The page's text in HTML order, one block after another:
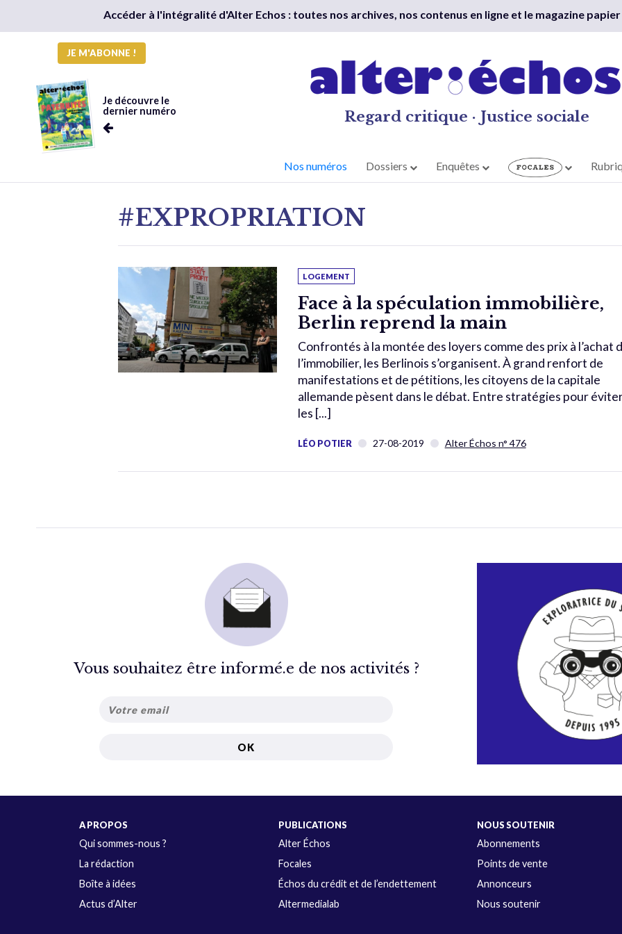
Accéder à l'intégralité d'Alter Echos : toutes nos archives, nos contenus en ligne et le magazine
JE M'ABONNE !
Je découvre le
dernier numéro
Regard critique · Justice sociale
Nos numéros Dossiers Enquêtes
#EXPROPRIATION
LOGEMENT
Face à la spéculation immobilière,
Berlin reprend la main
Confrontés à la montée des loyers comme des prix à l’achat
l’immobilier, les Berlinois s’organisent. À grand renfort de
manifestations et de pétitions, les citoyens de la capitale
allemande pèsent dans le débat. Entre stratégies pour
les [...]
LÉO POTIER 27-08-2019 Alter Échos n° 476
Vous souhaitez être informé.e de nos activités ?
A PROPOS
Qui sommes-nous ?
La rédaction
Boîte à idées
Actus d’Alter
PUBLICATIONS
Alter Échos
Focales
Échos du crédit et de l’endettement
Altermedialab
NOUS SOUTENIR
Abonnements
Points de vente
Annonceurs
Nous soutenir